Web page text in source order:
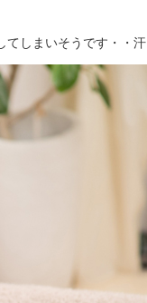
てしまいそうです・・汗